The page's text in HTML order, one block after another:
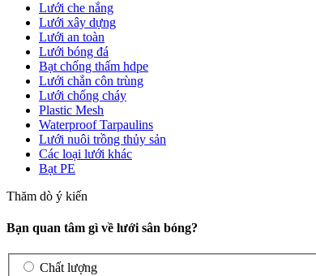
Lưới che nắng
Lưới xây dựng
Lưới an toàn
Lưới bóng đá
Bạt chống thấm hdpe
Lưới chắn côn trùng
Lưới chống cháy
Plastic Mesh
Waterproof Tarpaulins
Lưới nuôi trồng thủy sản
Các loại lưới khác
Bạt PE
Thăm dò ý kiến
Bạn quan tâm gì về lưới sân bóng?
Chất lượng